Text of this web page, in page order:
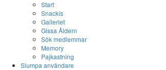
Start
Snackis
Galleriet
Gissa Åldern
Sök medlemmar
Memory
Pajkastning
Slumpa användare